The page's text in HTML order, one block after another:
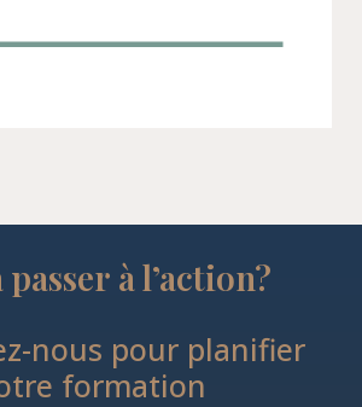
à l’action?
nous pour planifier
formation